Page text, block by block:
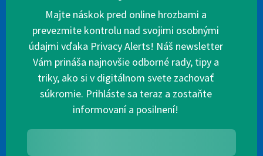
Majte náskok pred online hrozbami a
prevezmite kontrolu nad svojimi osobnými
údajmi vďaka Privacy Alerts! Náš newsletter
Vám prináša najnovšie odborné rady, tipy a
triky, ako si v digitálnom svete zachovať
súkromie. Prihláste sa teraz a zostaňte
informovaní a posilnení!